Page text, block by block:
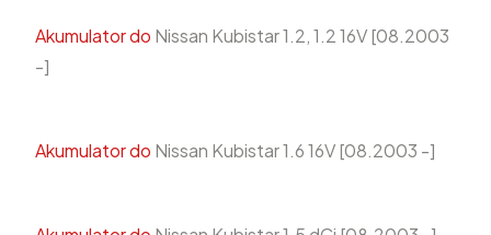
Akumulator do Nissan Kubistar 1.2, 1.2 16V [08.2003
-]
Akumulator do Nissan Kubistar 1.6 16V [08.2003 -]